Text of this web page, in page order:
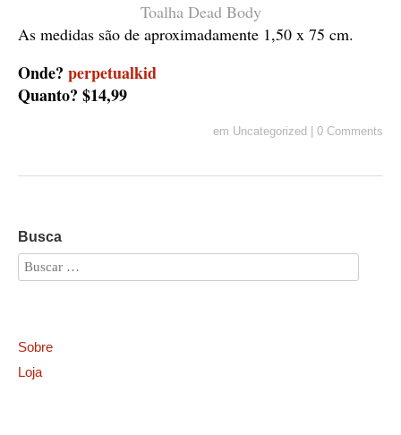
Toalha Dead Body
As medidas são de aproximadamente 1,50 x 75 cm.
Onde? perpetualkid
Quanto? $14,99
em Uncategorized 0 Comments
Busca
Sobre
Loja